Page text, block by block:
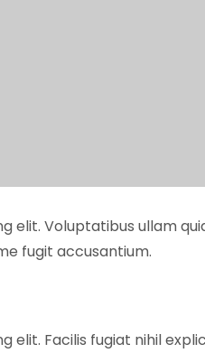
elit. Voluptatibus ullam
fugit accusantium.
elit. Facilis fugiat nihil